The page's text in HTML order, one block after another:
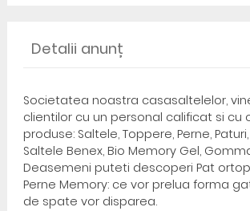
Detalii anunț
Societatea noastra casasaltelelor,
clientilor cu un personal calificat si cu
produse: Saltele, Toppere, Perne,
Saltele Benex, Bio Memory Gel,
Deasemeni puteti descoperi Pat
Perne Memory: ce vor prelua forma
de spate vor disparea.